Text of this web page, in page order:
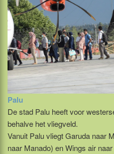
Palu
De stad Palu heeft voor
behalve het vliegveld.
Vanuit Palu vliegt Garuda naar
naar Manado) en Wings air